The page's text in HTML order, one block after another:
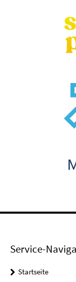
Service-
Startseite